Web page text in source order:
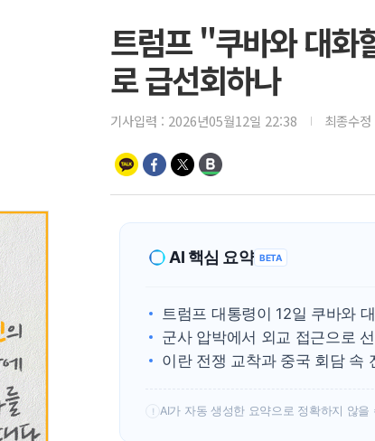
트럼프 "쿠바와 대
로 급선회하나
기사입력 : 2026년05월12일 22:38 최종수정
AI 핵심 요약 BETA
트럼프 대통령이 12일 쿠바와
군사 압박에서 외교 접근으로
이란 전쟁 교착과 중국 회담 속
! AI가 자동 생성한 요약으로 정확하지 않을